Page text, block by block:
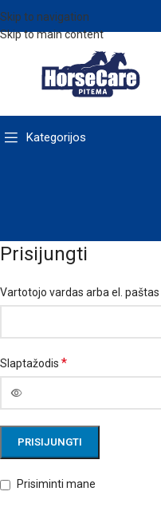
Skip to navigation
Skip to main content
Kategorijos
Prisijungti
Vartotojo vardas arba el. paštas
Slaptažodis *
PRISIJUNGTI
Prisiminti mane